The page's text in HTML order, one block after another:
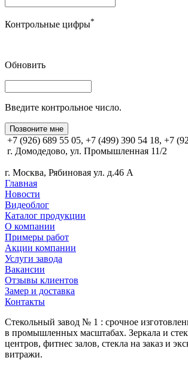
Контрольные цифры*
Обновить
Введите контрольное число.
Позвоните мне
+7 (926) 689 55 05, +7 (499) 390 54 18, +7
г. Домодедово, ул. Промышленная 11/2
г. Москва, Рябиновая ул. д.46 А
Главная
Новости
Видеоблог
Каталог продукции
О компании
Примеры работ
Акции компании
Услуги завода
Вакансии
Отзывы клиентов
Замер и доставка
Контакты
Стекольный завод № 1 : срочное
в промышленных масштабах. Зеркала и
центров, фитнес залов, стекла на заказ и
витражи.